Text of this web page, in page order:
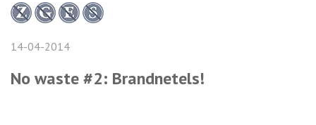
14-04-2014
No waste #2: Brandnetels!